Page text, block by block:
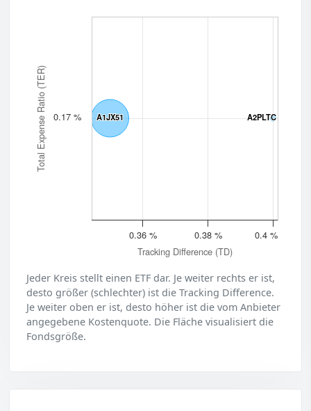
Tracking Difference (TD)
Total Expense Ratio (TER) A1JX51
A1JX51 A2PLTC
A2PLTC
0.36 % 0.38 % 0.4 %
0.17 %
Jeder Kreis stellt einen ETF dar. Je weiter rechts er ist,
desto größer (schlechter) ist die Tracking Difference.
Je weiter oben er ist, desto höher ist die vom Anbieter
angegebene Kostenquote. Die Fläche visualisiert die
Fondsgröße.